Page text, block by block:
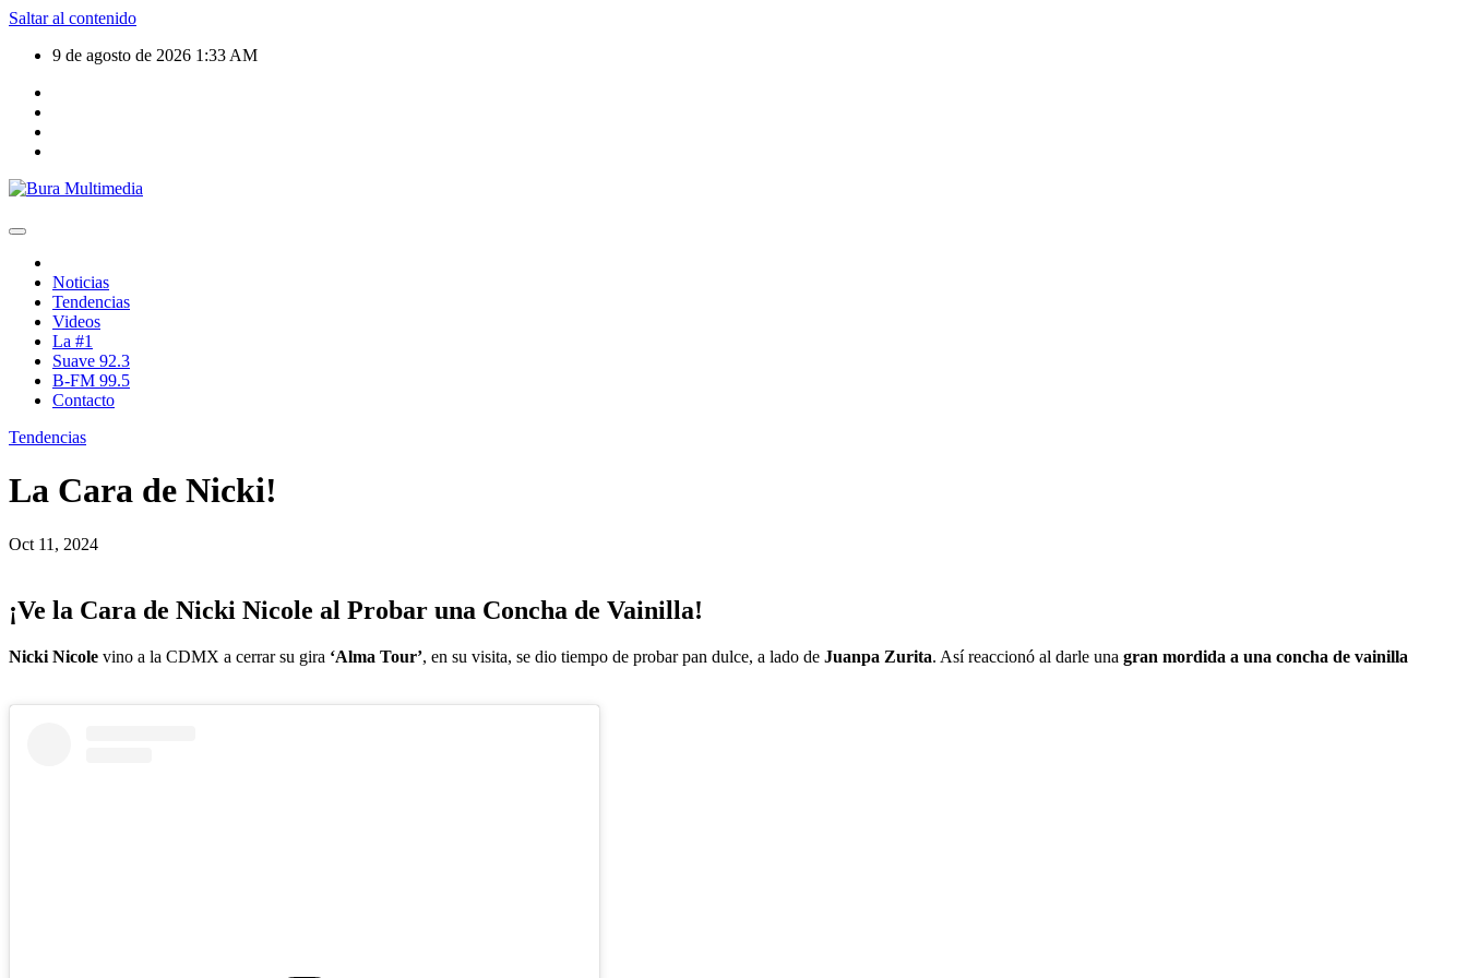
Saltar al contenido
9 de agosto de 2026 1:33 AM
Noticias
Tendencias
Videos
La #1
Suave 92.3
B-FM 99.5
Contacto
Tendencias
La Cara de Nicki!
Oct 11, 2024
¡Ve la Cara de Nicki Nicole al Probar una Concha de Vainilla!
Nicki Nicole vino a la CDMX a cerrar su gira ‘Alma Tour’, en su visita, se dio tiempo de probar pan dulce, a lado de Juanpa Zurita. Así reaccionó al darle una gran mordida a una concha de vainilla